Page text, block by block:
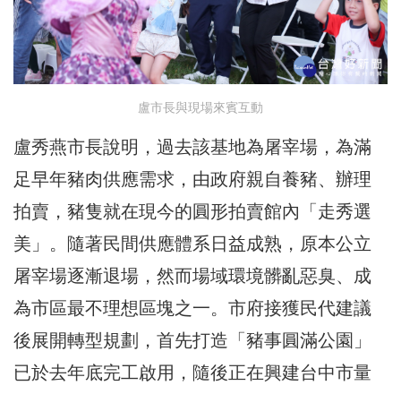
盧市長與現場來賓互動
盧秀燕市長說明，過去該基地為屠宰場，為滿
足早年豬肉供應需求，由政府親自養豬、辦理
拍賣，豬隻就在現今的圓形拍賣館內「走秀選
美」。隨著民間供應體系日益成熟，原本公立
屠宰場逐漸退場，然而場域環境髒亂惡臭、成
為市區最不理想區塊之一。市府接獲民代建議
後展開轉型規劃，首先打造「豬事圓滿公園」
已於去年底完工啟用，隨後正在興建台中市量